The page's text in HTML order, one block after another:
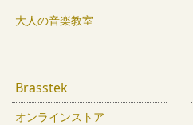
大人の音楽教室
Brasstek
オンラインストア